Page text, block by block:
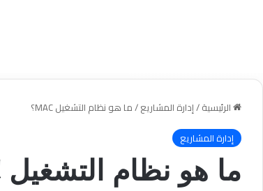
الرئيسية/إدارة المشاريع/ما هو نظام التشغيل MAC؟
إدارة المشاريع
ما هو نظام التشغيل MAC؟